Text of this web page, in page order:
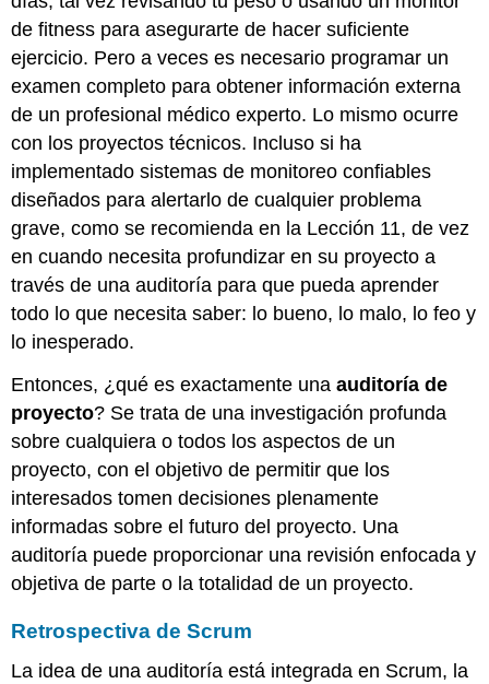
de fitness para asegurarte de hacer suficiente
ejercicio. Pero a veces es necesario programar un
examen completo para obtener información externa
de un profesional médico experto. Lo mismo ocurre
con los proyectos técnicos. Incluso si ha
implementado sistemas de monitoreo confiables
diseñados para alertarlo de cualquier problema
grave, como se recomienda en la Lección 11, de vez
en cuando necesita profundizar en su proyecto a
través de una auditoría para que pueda aprender
todo lo que necesita saber: lo bueno, lo malo, lo feo y
lo inesperado.
Entonces, ¿qué es exactamente unaauditoría de
proyecto? Se trata de una investigación profunda
sobre cualquiera o todos los aspectos de un
proyecto, con el objetivo de permitir que los
interesados tomen decisiones plenamente
informadas sobre el futuro del proyecto. Una
auditoría puede proporcionar una revisión enfocada y
objetiva de parte o la totalidad de un proyecto.
Retrospectiva de Scrum
La idea de una auditoría está integrada en Scrum, la